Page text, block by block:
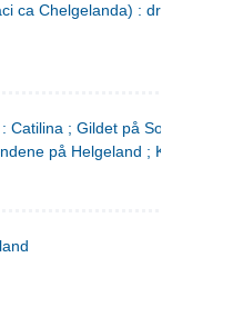
ca Chelgelanda) : drama u četiri
Catilina ; Gildet på Solhaug ; Fru
på Helgeland ;